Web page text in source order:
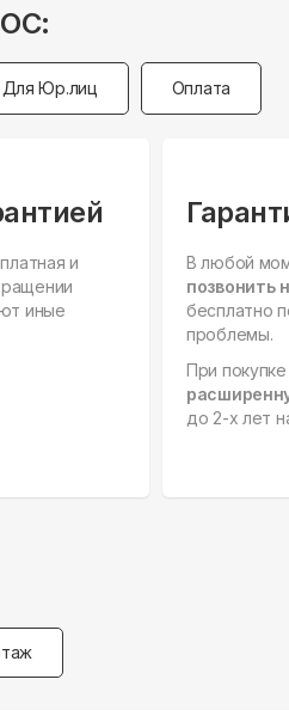
Для Юр.лиц Оплата
и
иные
В любой
позвонить
бесплатно
проблемы.
При
до 2-х лет